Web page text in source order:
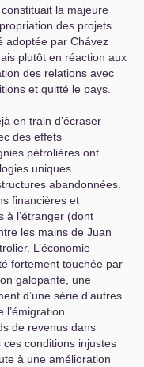
la majeure
des projets
adoptée par Chávez
plutôt en réaction aux
des relations avec
et quitté le pays.
en train d’écraser
des effets
pétrolières ont
uniques
abandonnées.
financières et
à l’étranger (dont
les mains de Juan
L’économie
fortement touchée par
galopante, une
d’une série d’autres
l’émigration
de revenus dans
ces conditions injustes
à une amélioration